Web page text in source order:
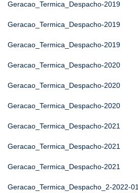
Geracao_Termica_Despacho-2019
Geracao_Termica_Despacho-2019
Geracao_Termica_Despacho-2019
Geracao_Termica_Despacho-2020
Geracao_Termica_Despacho-2020
Geracao_Termica_Despacho-2020
Geracao_Termica_Despacho-2021
Geracao_Termica_Despacho-2021
Geracao_Termica_Despacho-2021
Geracao_Termica_Despacho_2-2022-01